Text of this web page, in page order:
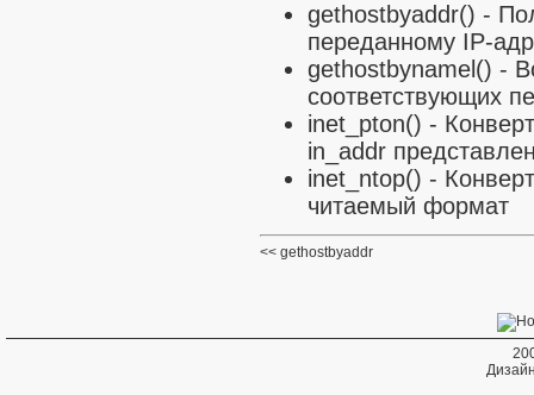
gethostbyaddr() -
переданному IP-
gethostbynamel() -
соответствующих
inet_pton() -
in_addr
inet_ntop() -
читаемый формат
gethostbyaddr